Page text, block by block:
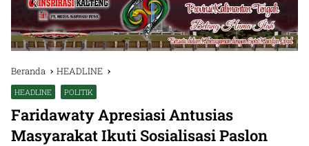
Beranda HEADLINE
HEADLINE POLITIK
Faridawaty Apresiasi Antusias
Masyarakat Ikuti Sosialisasi Paslon